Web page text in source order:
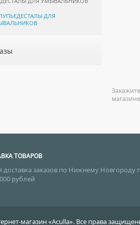
ДЛЯ
ТОВАРОВ
доставка заказов по Нижнему Новгороду
рублей
магазин «Aculla». Все права